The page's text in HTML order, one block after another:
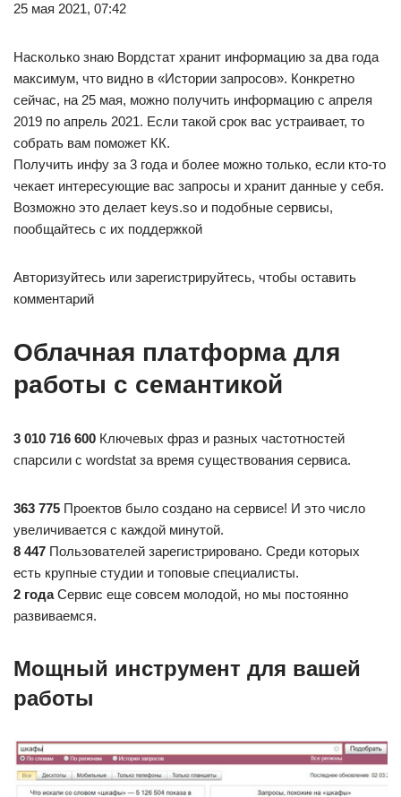
25 мая 2021, 07:42
Насколько знаю Вордстат хранит информацию за два года
максимум, что видно в «Истории запросов». Конкретно
сейчас, на 25 мая, можно получить информацию с апреля
2019 по апрель 2021. Если такой срок вас устраивает, то
собрать вам поможет КК.
Получить инфу за 3 года и более можно только, если кто-то
чекает интересующие вас запросы и хранит данные у себя.
Возможно это делает keys.so и подобные сервисы,
пообщайтесь с их поддержкой
Авторизуйтесь или зарегистрируйтесь, чтобы оставить
комментарий
Облачная платформа для
работы с семантикой
3 010 716 600 Ключевых фраз и разных частотностей
спарсили с wordstat за время существования сервиса.
363 775 Проектов было создано на сервисе! И это число
увеличивается с каждой минутой.
8 447 Пользователей зарегистрировано. Среди которых
есть крупные студии и топовые специалисты.
2 годаСервис еще совсем молодой, но мы постоянно
развиваемся.
Мощный инструмент для вашей
работы